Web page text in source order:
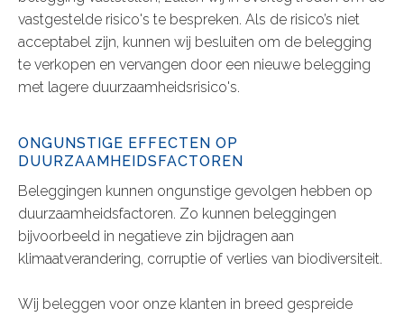
vastgestelde risico's te bespreken. Als de risico’s niet
acceptabel zijn, kunnen wij besluiten om de belegging
te verkopen en vervangen door een nieuwe belegging
met lagere duurzaamheidsrisico's.
ONGUNSTIGE EFFECTEN OP
DUURZAAMHEIDSFACTOREN
Beleggingen kunnen ongunstige gevolgen hebben op
duurzaamheidsfactoren. Zo kunnen beleggingen
bijvoorbeeld in negatieve zin bijdragen aan
klimaatverandering, corruptie of verlies van biodiversiteit.
Wij beleggen voor onze klanten in breed gespreide